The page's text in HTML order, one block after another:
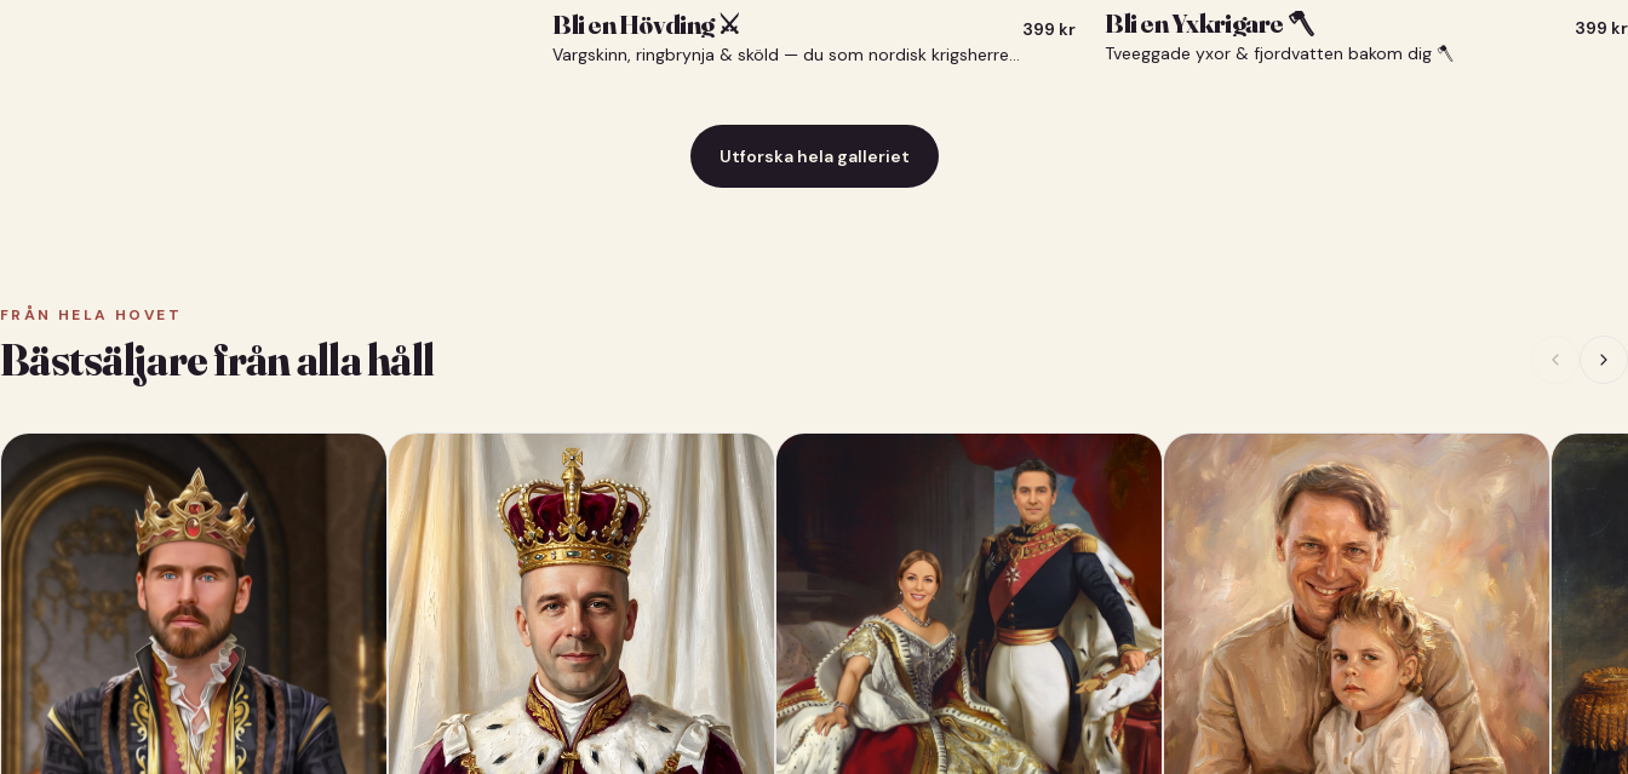
Bli en Hövding ⚔️
Vargskinn, ringbrynja & sköld — du som nordisk krigsherre ⚔️
399 kr Bli en Yxkrigare 🪓
Tveeggade yxor & fjordvatten bakom dig 🪓
399 kr
Utforska hela galleriet
FRÅN HELA HOVET
Bästsäljare från alla håll